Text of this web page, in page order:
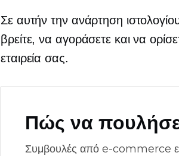
Σε αυτήν την ανάρτηση
βρείτε, να αγοράσετε και να
εταιρεία σας.
Πώς να
Συμβουλές από e-commerce